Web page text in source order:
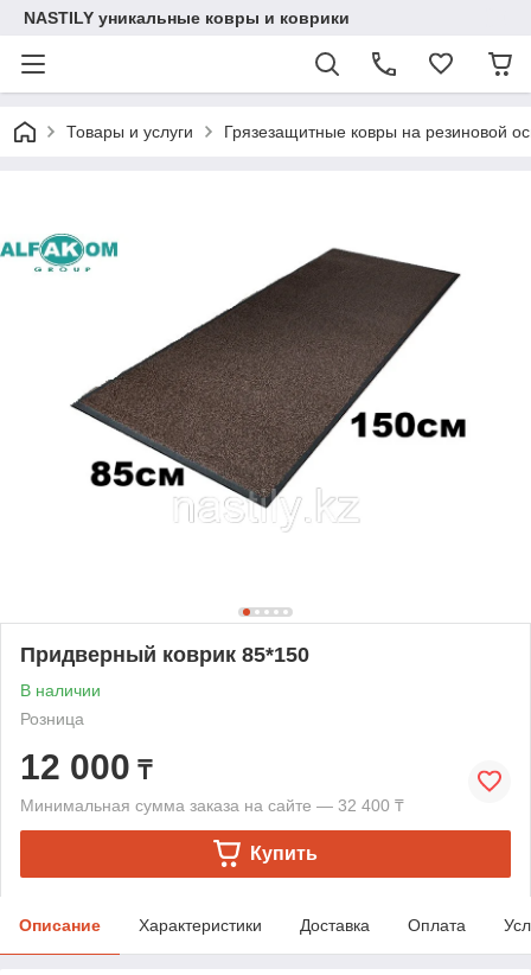
NASTILY уникальные ковры и коврики
Товары и услуги Грязезащитные ковры на резиновой
Придверный коврик 85*150
В наличии
Розница
12 000 ₸
Минимальная сумма заказа на сайте — 32 400 ₸
Купить
Описание Характеристики Доставка Оплата